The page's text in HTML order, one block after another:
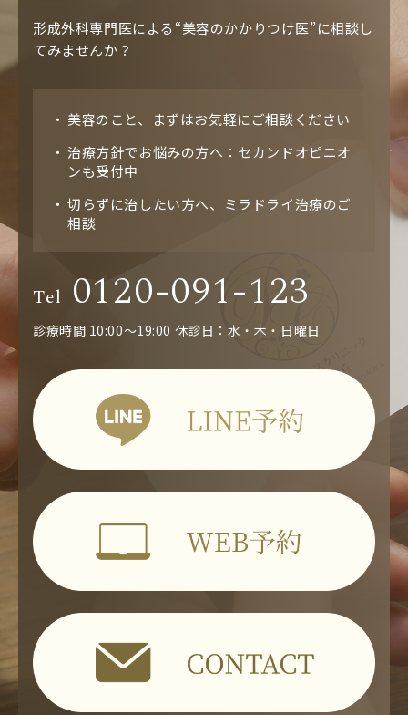
形成外科専門医による“美容のかかりつけ医”に相談し
てみませんか？
美容のこと、まずはお気軽にご相談ください
治療方針でお悩みの方へ：セカンドオピニオ
ンも受付中
切らずに治したい方へ、ミラドライ治療のご
相談
Tel 0120-091-123
診療時間 10:00～19:00 休診日：水・木・日曜日